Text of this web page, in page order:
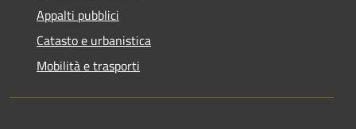
Appalti pubblici
Catasto e urbanistica
Mobilità e trasporti